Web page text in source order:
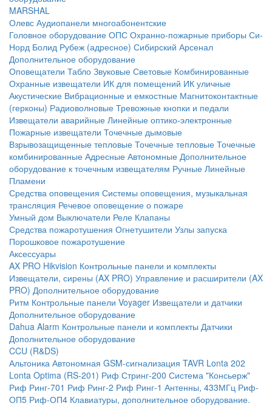
MARSHAL
Олевс Аудиопанели многоабонентские
Головное оборудование ОПС Охранно-пожарные приборы Си-
Норд Болид Рубеж (адресное) Сибирский Арсенал
Дополнительное оборудование
Оповещатели Табло Звуковые Световые Комбинированные
Охранные извещатели ИК для помещений ИК уличные
Акустические Вибрационные и емкостные Магнитоконтактные
(герконы) Радиоволновые Тревожные кнопки и педали
Извещатели аварийные Линейные оптико-электронные
Пожарные извещатели Точечные дымовые
Взрывозащищенные тепловые Точечные тепловые Точечные
комбинированные Адресные Автономные Дополнительное
оборудование к точечным извещателям Ручные Линейные
Пламени
Средства оповещения Системы оповещения, музыкальная
трансляция Речевое оповещение о пожаре
Умный дом Выключатели Реле Клапаны
Средства пожаротушения Огнетушители Узлы запуска
Порошковое пожаротушение
Аксессуары
AX PRO Hikvision Контрольные панели и комплекты
Извещатели, сирены (AX PRO) Управление и расширители (AX
PRO) Дополнительное оборудование
Ритм Контрольные панели Voyager Извещатели и датчики
Дополнительное оборудование
Dahua Alarm Контрольные панели и комплекты Датчики
Дополнительное оборудование
CCU (R&DS)
Альтоника Автономная GSM-сигнализация TAVR Lonta 202
Lonta Optima (RS-201) Риф Стринг-200 Система "Консьерж"
Риф Ринг-701 Риф Ринг-2 Риф Ринг-1 Антенны, 433МГц Риф-
ОП5 Риф-ОП4 Клавиатуры, дополнительное оборудование.